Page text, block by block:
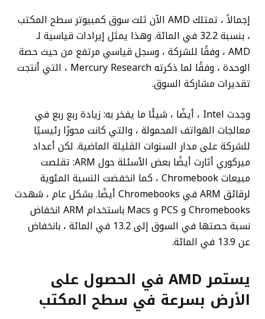
إجمالاً ، تمتلك AMD الآن ثلث سوق كمبيوتر سطح المكتب
، بنسبة 32.2 في المائة. وهذا يمثل إيرادات قياسية لـ
AMD ، وفقًا للشركة ، وسجل قياسي مرتفع من حيث حصة
الوحدة ، وفقًا لما ذكرته Mercury Research ، التي أنتجت
تقديرات مشاركة السوق.
وجدت Intel ، أيضًا ، شيئًا ما يفخر به: زيادة ربع ربع في
معالجات الهواتف المحمولة ، والتي كانت محورًا رئيسيًا
للشركة على مدار السنوات القليلة الماضية. لكن أعداد
ميركوري أثارت أيضًا بعض الأسئلة حول ARM: تقلصت
مبيعات Chromebook ، كما انخفضت النسبة المئوية
لرقائق ARM في Chromebooks أيضًا. بشكل عام ، شهدت
Chromebooks و PCS و Macs باستخدام ARM انخفاض
نسبة حصتها في السوق إلى 13.2 في المائة ، بانخفاض
عن 13.9 في المائة.
يستمر AMD في الحصول على
الأرض بسرعة في سطح المكتب